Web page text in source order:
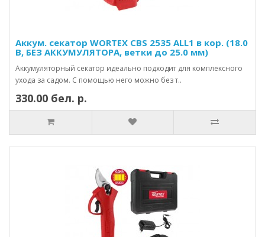
Аккум. секатор WORTEX CBS 2535 ALL1 в кор. (18.0
В, БЕЗ АККУМУЛЯТОРА, ветки до 25.0 мм)
Аккумуляторный секатор идеально подходит для комплексного
ухода за садом. С помощью него можно без т..
330.00 бел. р.